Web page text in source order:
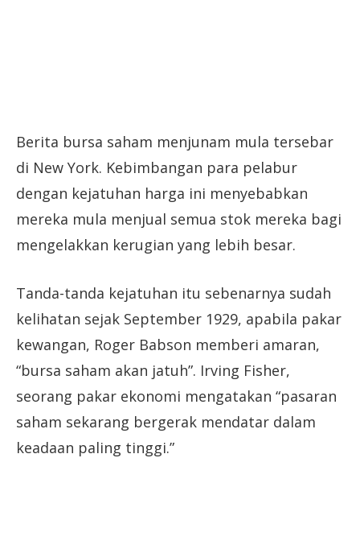
Berita bursa saham menjunam mula tersebar
di New York. Kebimbangan para pelabur
dengan kejatuhan harga ini menyebabkan
mereka mula menjual semua stok mereka bagi
mengelakkan kerugian yang lebih besar.
Tanda-tanda kejatuhan itu sebenarnya sudah
kelihatan sejak September 1929, apabila pakar
kewangan, Roger Babson memberi amaran,
“bursa saham akan jatuh”. Irving Fisher,
seorang pakar ekonomi mengatakan “pasaran
saham sekarang bergerak mendatar dalam
keadaan paling tinggi.”